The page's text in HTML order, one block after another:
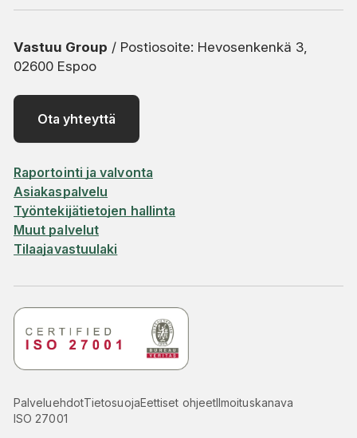
Vastuu Group / Postiosoite: Hevosenkenkä 3,
02600 Espoo
Ota yhteyttä
Raportointi ja valvonta
Asiakaspalvelu
Työntekijätietojen hallinta
Muut palvelut
Tilaajavastuulaki
PalveluehdotTietosuojaEettiset ohjeetIlmoituskanava
ISO 27001